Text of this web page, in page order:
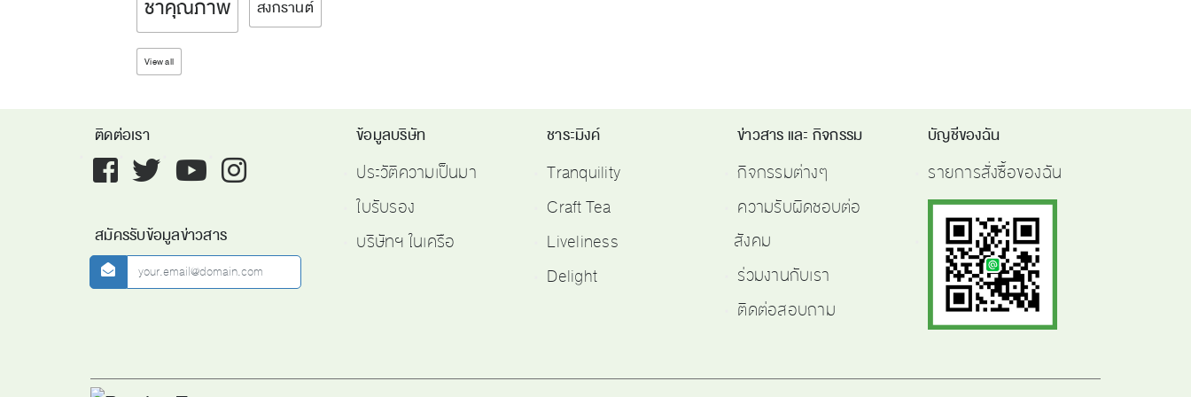
ชาคุณภาพ สงกรานต์
View all
ติดต่อเรา
Facebook twitter youtube instagram
สมัครรับข้อมูลข่าวสาร
newsletter
ข้อมูลบริษัท
ประวัติความเป็นมา
ใบรับรอง
บริษัทฯ ในเครือ
ชาระมิงค์
Tranquility
Craft Tea
Liveliness
Delight
ข่าวสาร และ กิจกรรม
กิจกรรมต่างๆ
ความรับผิดชอบต่อ
สังคม
ร่วมงานกับเรา
ติดต่อสอบถาม
บัญชีของฉัน
รายการสั่งซื้อของฉัน